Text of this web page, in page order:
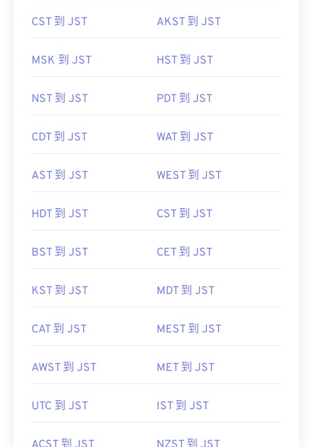
CST 到 JST AKST 到 JST
MSK 到 JST HST 到 JST
NST 到 JST PDT 到 JST
CDT 到 JST WAT 到 JST
AST 到 JST WEST 到 JST
HDT 到 JST CST 到 JST
BST 到 JST CET 到 JST
KST 到 JST MDT 到 JST
CAT 到 JST MEST 到 JST
AWST 到 JST MET 到 JST
UTC 到 JST IST 到 JST